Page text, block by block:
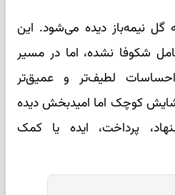
گل نیمه‌باز دیده می‌شود. این
شکوفا نشده، اما در مسیر
لطیف‌تر و عمیق‌تر
کوچک اما امیدبخش دیده
پرداخت، ایده یا کمک